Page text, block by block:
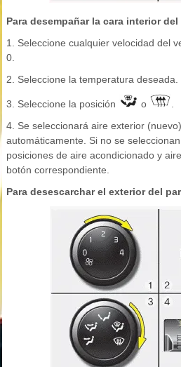
Para desempañar la cara interior
1. Seleccione cualquier velocidad del
0.
2. Seleccione la temperatura deseada.
3. Seleccione la posición o
4. Se seleccionará aire exterior
automáticamente. Si no se
posiciones de aire acondicionado y
botón correspondiente.
Para desescarchar el exterior del